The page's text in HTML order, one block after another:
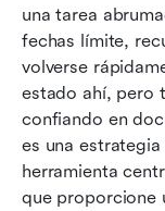
una tarea
fechas límite,
volverse
estado ahí, pero
confiando en
es una
herramienta
que proporcione
Cómo crear
Una guía
Reflexiones
de proyectos